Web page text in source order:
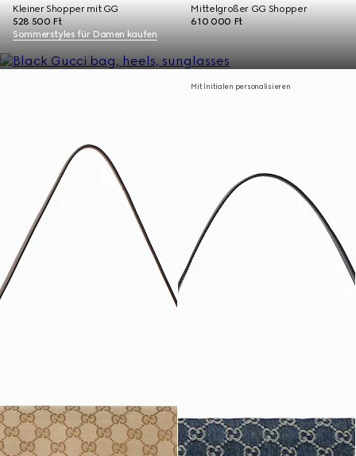
Kleiner Shopper mit GG
528 500 Ft
Mittelgroßer GG Shopper
610 000 Ft
Sommerstyles für Damen kaufen
Mit Initialen personalisieren